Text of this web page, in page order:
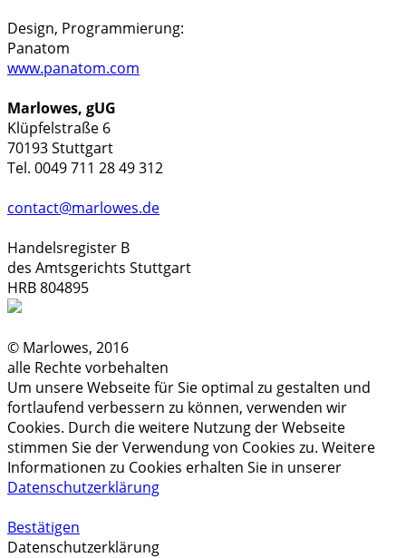
Design, Programmierung:
Panatom
www.panatom.com
Marlowes, gUG
Klüpfelstraße 6
70193 Stuttgart
Tel. 0049 711 28 49 312
contact@marlowes.de
Handelsregister B
des Amtsgerichts Stuttgart
HRB 804895
© Marlowes, 2016
alle Rechte vorbehalten
Um unsere Webseite für Sie optimal zu gestalten und
fortlaufend verbessern zu können, verwenden wir
Cookies. Durch die weitere Nutzung der Webseite
stimmen Sie der Verwendung von Cookies zu. Weitere
Informationen zu Cookies erhalten Sie in unserer
Datenschutzerklärung
Bestätigen
Datenschutzerklärung